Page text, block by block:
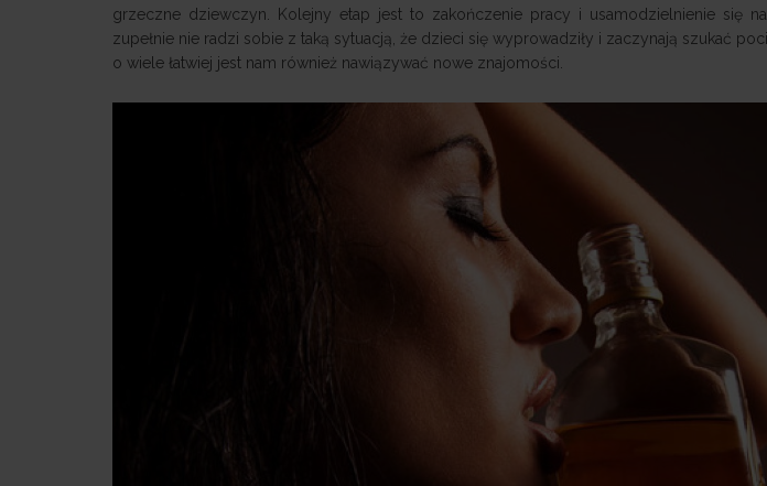
grzeczne dziewczyn. Kolejny etap jest to zakończenie pracy i usamodzielnienie się
zupełnie nie radzi sobie z taką sytuacją, że dzieci się wyprowadziły i zaczynają szukać
o wiele łatwiej jest nam również nawiązywać nowe znajomości.